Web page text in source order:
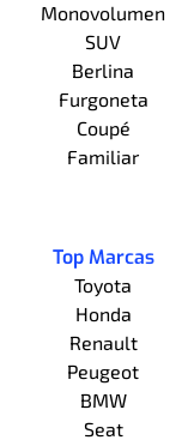
Monovolumen
SUV
Berlina
Furgoneta
Coupé
Familiar
Top Marcas
Toyota
Honda
Renault
Peugeot
BMW
Seat